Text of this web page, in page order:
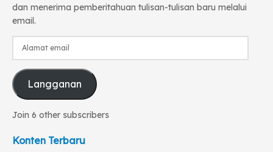
dan menerima pemberitahuan tulisan-tulisan baru melalui
email.
Alamat
Langganan
Join 6 other subscribers
Konten Terbaru